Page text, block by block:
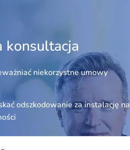
konsultacja
niekorzystne umowy
odszkodowanie za instalację na
empty.